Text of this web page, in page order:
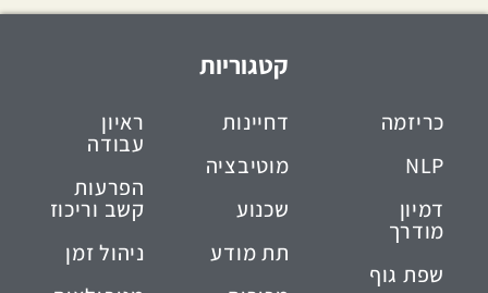
קטגוריות
כריזמה
NLP
דמיון
מודרך
שפת גוף
דחיינות
מוטיבציה
שכנוע
תת מודע
ראיון
עבודה
הפרעות
קשב וריכוז
ניהול זמן